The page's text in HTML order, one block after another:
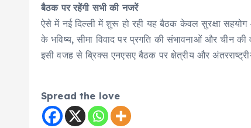
बैठक पर रहेंगी सभी की नजरें
ऐसे में नई दिल्ली में शुरू हो रही यह बैठक केवल सुरक्षा सहयोग
के भविष्य, सीमा विवाद पर प्रगति की संभावनाओं और चीन
इसी वजह से ब्रिक्स एनएसए बैठक पर क्षेत्रीय और
Spread the love